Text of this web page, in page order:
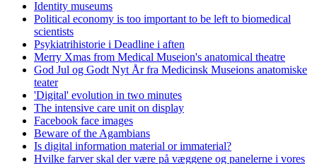
Identity museums
Political economy is too important to be left to biomedical
scientists
Psykiatrihistorie i Deadline i aften
Merry Xmas from Medical Museion's anatomical theatre
God Jul og Godt Nyt År fra Medicinsk Museions anatomiske
teater
'Digital' evolution in two minutes
The intensive care unit on display
Facebook face images
Beware of the Agambians
Is digital information material or immaterial?
Hvilke farver skal der være på væggene og panelerne i vores